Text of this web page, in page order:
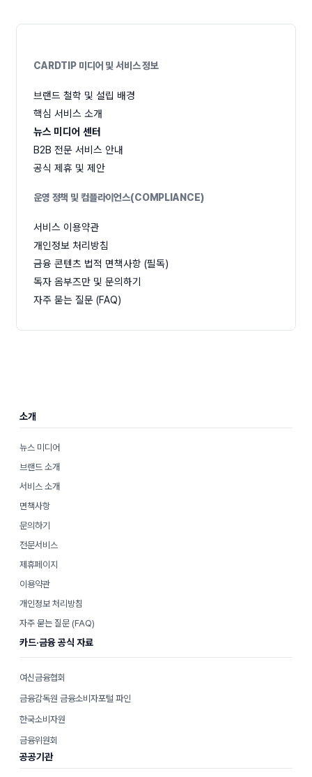
CARDTIP 미디어 및 서비스 정보
브랜드 철학 및 설립 배경
핵심 서비스 소개
뉴스 미디어 센터
B2B 전문 서비스 안내
공식 제휴 및 제안
운영 정책 및 컴플라이언스(COMPLIANCE)
서비스 이용약관
개인정보 처리방침
금융 콘텐츠 법적 면책사항 (필독)
독자 옴부즈만 및 문의하기
자주 묻는 질문 (FAQ)
소개
뉴스 미디어
브랜드 소개
서비스 소개
면책사항
문의하기
전문서비스
제휴페이지
이용약관
개인정보 처리방침
자주 묻는 질문 (FAQ)
카드·금융 공식 자료
여신금융협회
금융감독원 금융소비자포털 파인
한국소비자원
금융위원회
공공기관